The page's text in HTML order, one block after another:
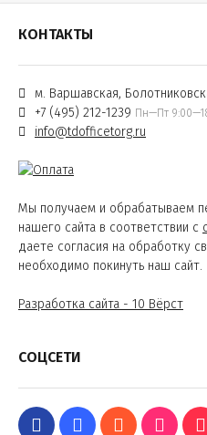
КОНТАКТЫ
м. Варшавская,
+7 (495) 212-1239 Пн—Пт
info@tdofficetorg.ru
Мы получаем и обрабатываем
нашего сайта в соответствии с
даете согласия на обработку
необходимо покинуть наш сайт.
Разработка сайта - 10 Вёрст
СОЦСЕТИ